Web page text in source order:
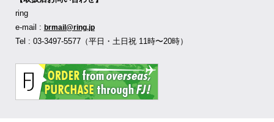
ring
e-mail : brmail@ring.jp
Tel : 03-3497-5577（平日・土日祝 11時〜20時）